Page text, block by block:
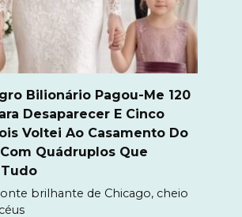
Bilionário Pagou-Me 120
Desaparecer E Cinco
Voltei Ao Casamento Do
Quádruplos Que
brilhante de Chicago, cheio